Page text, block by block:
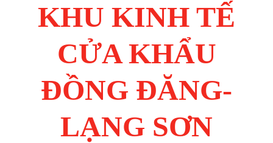
KHU KINH TẾ
CỬA KHẨU
ĐỒNG ĐĂNG-
LẠNG SƠN